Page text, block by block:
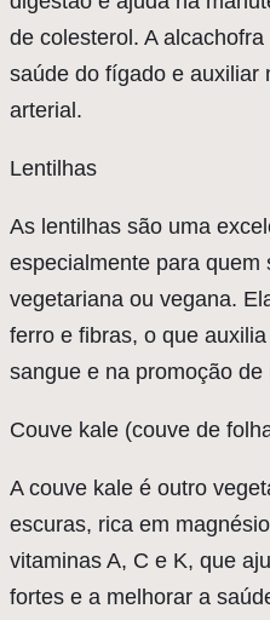
de colesterol. A
saúde do fígado e auxiliar
arterial.
Lentilhas
As lentilhas são uma
especialmente para quem
vegetariana ou vegana.
ferro e fibras, o que
sangue e na promoção
Couve kale (couve de
A couve kale é outro
escuras, rica em
vitaminas A, C e K, que
fortes e a melhorar a